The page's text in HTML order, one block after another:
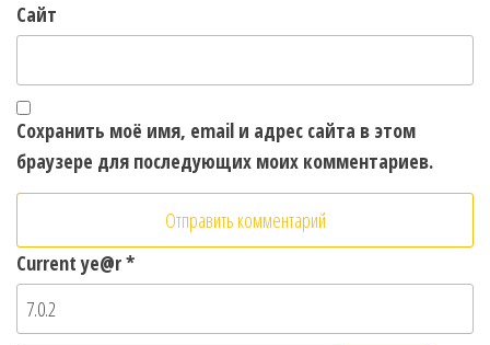
Сайт
Сохранить моё имя, email и адрес сайта в этом
браузере для последующих моих комментариев.
Current ye@r*